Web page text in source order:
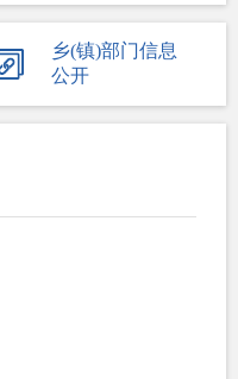
重大民生信息
招考录用
乡(镇)部门信息
公开